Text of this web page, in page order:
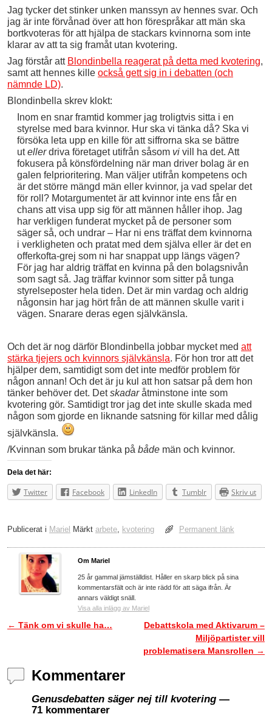
Jag tycker det stinker unken manssyn av hennes svar. Och
jag är inte förvånad över att hon förespråkar att män ska
bortkvoteras för att hjälpa de stackars kvinnorna som inte
klarar av att ta sig framåt utan kvotering.
Jag förstår att Blondinbella reagerat på detta med kvotering,
samt att hennes kille också gett sig in i debatten (och
nämnde LD).
Blondinbella skrev klokt:
Inom en snar framtid kommer jag troligtvis sitta i en
styrelse med bara kvinnor. Hur ska vi tänka då? Ska vi
försöka leta upp en kille för att siffrorna ska se bättre
utellerdriva företaget utifrån såsom vivill ha det. Att
fokusera på könsfördelning när man driver bolag är en
galen felprioritering. Man väljer utifrån kompetens och
är det större mängd män eller kvinnor, ja vad spelar det
för roll? Motargumentet är att kvinnor inte ens får en
chans att visa upp sig för att männen håller ihop. Jag
har verkligen funderat mycket på de personer som
säger så, och undrar – Har ni ens träffat dem kvinnorna
i verkligheten och pratat med dem själva eller är det en
offerkofta-grej som ni har snappat upp längs vägen?
För jag har aldrig träffat en kvinna på den bolagsnivån
som sagt så. Jag träffar kvinnor som sitter på tunga
styrelseposter hela tiden. Det är min vardag och aldrig
någonsin har jag hört från de att männen skulle varit i
vägen. Snarare deras egen självkänsla.
Och det är nog därför Blondinbella jobbar mycket med att
stärka tjejers och kvinnors självkänsla. För hon tror att det
hjälper dem, samtidigt som det inte medför problem för
någon annan! Och det är ju kul att hon satsar på dem hon
tänker behöver det. Detskadaråtminstone inte som
kvotering gör. Samtidigt tror jag det inte skulle skada med
någon som gjorde en liknande satsning för killar med dålig
självkänsla.
/Kvinnan som brukar tänka på både män och kvinnor.
Dela det här:
Twitter Facebook LinkedIn Tumblr Skriv ut
Publicerat i Mariel Märkt arbete kvotering Permanent länk
Om Mariel
25 år gammal jämställdist. Håller en skarp blick på sina
kommentarsfält och är inte rädd för att säga ifrån. Är
annars väldigt snäll.
Visa alla inlägg av Mariel
Inläggsnavigering
← Tänk om vi skulle ha…
Debattskola med Aktivarum –
Miljöpartister vill
problematisera Mansrollen →
Kommentarer
Genusdebatten säger nej till kvotering —
71 kommentarer